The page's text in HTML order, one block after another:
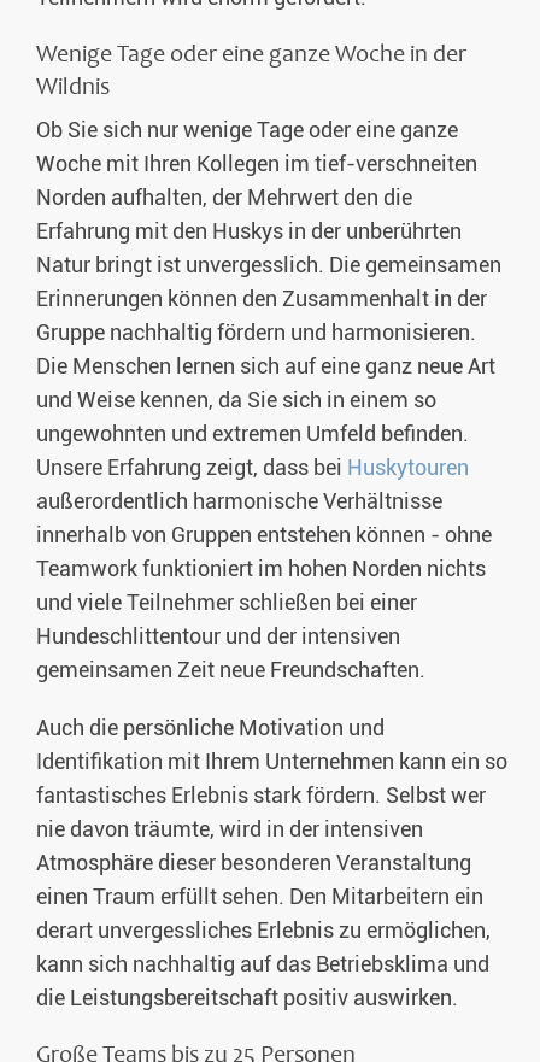
Wenige Tage oder eine ganze Woche in der
Wildnis
Ob Sie sich nur wenige Tage oder eine ganze
Woche mit Ihren Kollegen im tief-verschneiten
Norden aufhalten, der Mehrwert den die
Erfahrung mit den Huskys in der unberührten
Natur bringt ist unvergesslich. Die gemeinsamen
Erinnerungen können den Zusammenhalt in der
Gruppe nachhaltig fördern und harmonisieren.
Die Menschen lernen sich auf eine ganz neue Art
und Weise kennen, da Sie sich in einem so
ungewohnten und extremen Umfeld befinden.
Unsere Erfahrung zeigt, dass bei Huskytouren
außerordentlich harmonische Verhältnisse
innerhalb von Gruppen entstehen können - ohne
Teamwork funktioniert im hohen Norden nichts
und viele Teilnehmer schließen bei einer
Hundeschlittentour und der intensiven
gemeinsamen Zeit neue Freundschaften.
Auch die persönliche Motivation und
Identifikation mit Ihrem Unternehmen kann ein so
fantastisches Erlebnis stark fördern. Selbst wer
nie davon träumte, wird in der intensiven
Atmosphäre dieser besonderen Veranstaltung
einen Traum erfüllt sehen. Den Mitarbeitern ein
derart unvergessliches Erlebnis zu ermöglichen,
kann sich nachhaltig auf das Betriebsklima und
die Leistungsbereitschaft positiv auswirken.
Große Teams bis zu 25 Personen